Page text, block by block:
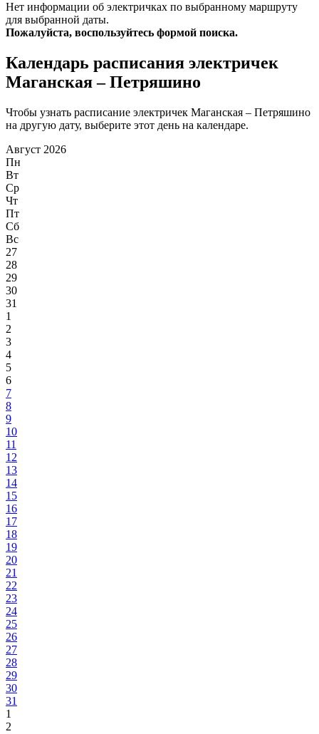
Нет информации об электричках по выбранному маршруту
для выбранной даты.
Пожалуйста, воспользуйтесь формой поиска.
Календарь расписания электричек
Маганская – Петряшино
Чтобы узнать расписание электричек Маганская – Петряшино
на другую дату, выберите этот день на календаре.
Август 2026
Пн
Вт
Ср
Чт
Пт
Сб
Вс
27
28
29
30
31
1
2
3
4
5
6
7
8
9
10
11
12
13
14
15
16
17
18
19
20
21
22
23
24
25
26
27
28
29
30
31
1
2